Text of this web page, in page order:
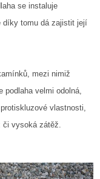
se instaluje
díky tomu dá zajistit její
mezi nimiž
podlaha velmi odolná,
vlastnosti,
či vysoká zátěž.